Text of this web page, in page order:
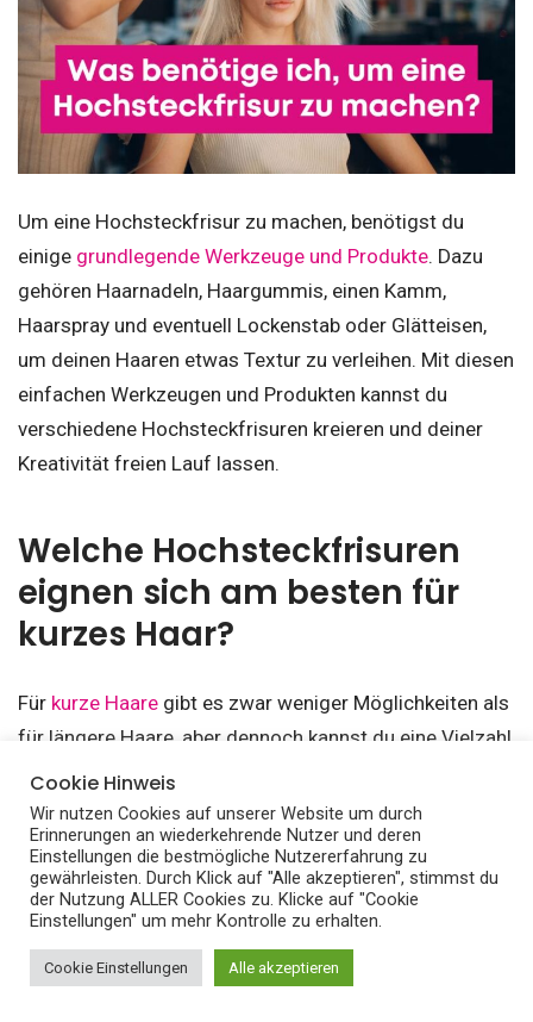
Um eine Hochsteckfrisur zu machen, benötigst du
einige grundlegende Werkzeuge und Produkte. Dazu
gehören Haarnadeln, Haargummis, einen Kamm,
Haarspray und eventuell Lockenstab oder Glätteisen,
um deinen Haaren etwas Textur zu verleihen. Mit diesen
einfachen Werkzeugen und Produkten kannst du
verschiedene Hochsteckfrisuren kreieren und deiner
Kreativität freien Lauf lassen.
Welche Hochsteckfrisuren
eignen sich am besten für
kurzes Haar?
Für kurze Haare gibt es zwar weniger Möglichkeiten als
für längere Haare, aber dennoch kannst du eine Vielzahl
von wunderschönen Hochsteckfrisuren kreieren. Hier
sind einige, die sich besonders gut für kurzes Haar
eignen:
Der seitliche Twist: Teile dein kurzes Haar seitlich
und beginne dann, kleine Strähnen zu twisten und
entlang der Kopfseite zu stecken. Dies schafft eine
Cookie Hinweis
Wir nutzen Cookies auf unserer Website um durch
Erinnerungen an wiederkehrende Nutzer und deren
Einstellungen die bestmögliche Nutzererfahrung zu
gewährleisten. Durch Klick auf "Alle akzeptieren", stimmst du
der Nutzung ALLER Cookies zu. Klicke auf "Cookie
Einstellungen" um mehr Kontrolle zu erhalten.
Cookie Einstellungen Alle akzeptieren